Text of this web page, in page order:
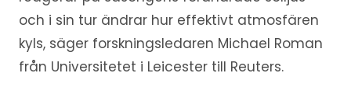
och i sin tur ändrar hur effektivt atmosfären
kyls, säger forskningsledaren Michael Roman
från Universitetet i Leicester till Reuters.